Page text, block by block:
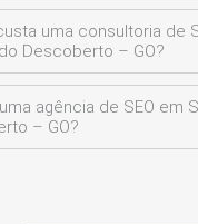
uma consultoria de
Descoberto – GO?
agência de SEO em
– GO?